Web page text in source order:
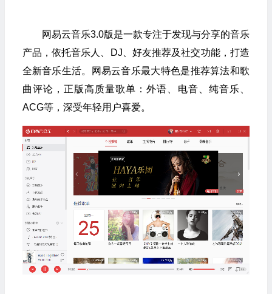
网易云音乐3.0版是一款专注于发现与分享的音乐
产品，依托音乐人、DJ、好友推荐及社交功能，打造
全新音乐生活。网易云音乐最大特色是推荐算法和歌
曲评论，正版高质量歌单：外语、电音、纯音乐、
ACG等，深受年轻用户喜爱。